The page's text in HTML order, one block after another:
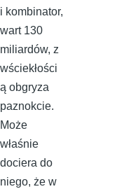
i kombinator,
wart 130
miliardów, z
wściekłości
ą obgryza
paznokcie.
Może
właśnie
dociera do
niego, że w